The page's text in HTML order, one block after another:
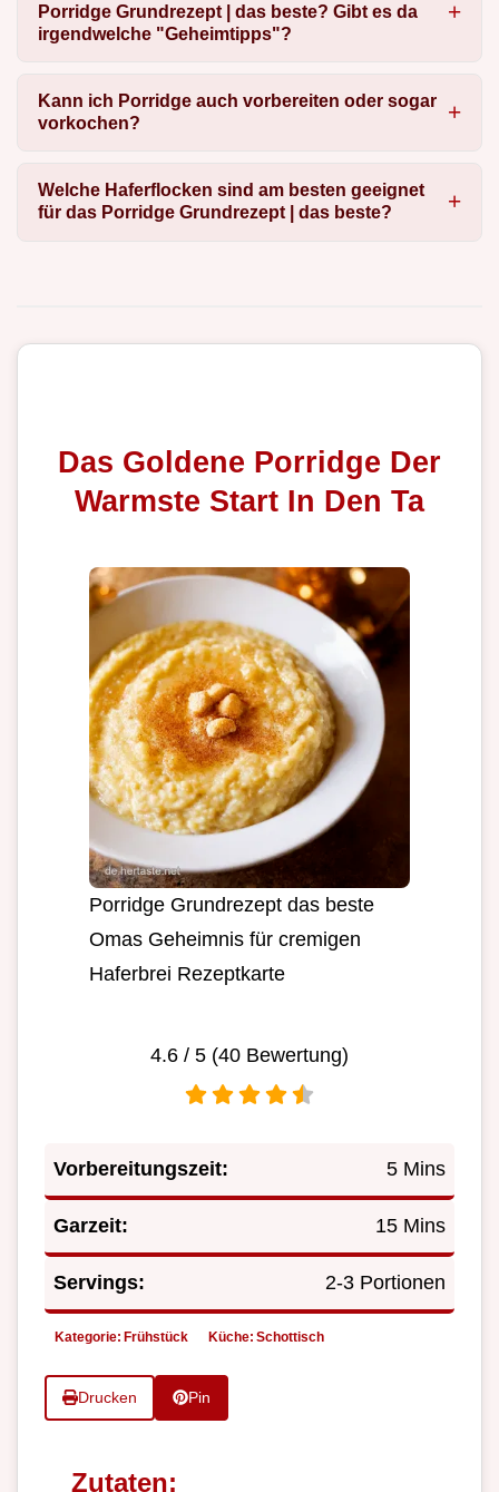
Porridge Grundrezept | das beste? Gibt es da
irgendwelche "Geheimtipps"?
Kann ich Porridge auch vorbereiten oder sogar
vorkochen?
Welche Haferflocken sind am besten geeignet
für das Porridge Grundrezept | das beste?
Das Goldene Porridge Der
Warmste Start In Den Ta
Porridge Grundrezept das beste
Omas Geheimnis für cremigen
Haferbrei Rezeptkarte
4.6 / 5 (40 Bewertung)
Vorbereitungszeit: 5 Mins
Garzeit: 15 Mins
Servings: 2-3 Portionen
Kategorie: Frühstück Küche: Schottisch
Drucken Pin
Zutaten: